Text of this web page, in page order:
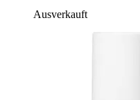
Ausverkauft